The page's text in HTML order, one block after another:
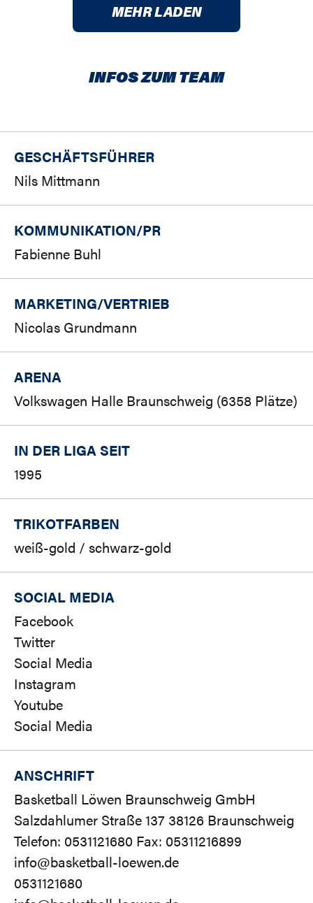
MEHR LADEN
INFOS ZUM TEAM
GESCHÄFTSFÜHRER
Nils Mittmann
KOMMUNIKATION/PR
Fabienne Buhl
MARKETING/VERTRIEB
Nicolas Grundmann
ARENA
Volkswagen Halle Braunschweig (6358 Plätze)
IN DER LIGA SEIT
1995
TRIKOTFARBEN
weiß-gold / schwarz-gold
SOCIAL MEDIA
Facebook
Twitter
Social Media
Instagram
Youtube
Social Media
ANSCHRIFT
Basketball Löwen Braunschweig GmbH
Salzdahlumer Straße 137 38126 Braunschweig
Telefon: 0531121680 Fax: 05311216899
info@basketball-loewen.de
0531121680